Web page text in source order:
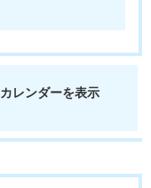
カレンダーを表示